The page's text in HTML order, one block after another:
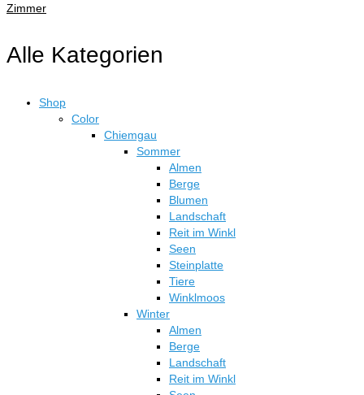
Zimmer
Alle Kategorien
Shop
Color
Chiemgau
Sommer
Almen
Berge
Blumen
Landschaft
Reit im Winkl
Seen
Steinplatte
Tiere
Winklmoos
Winter
Almen
Berge
Landschaft
Reit im Winkl